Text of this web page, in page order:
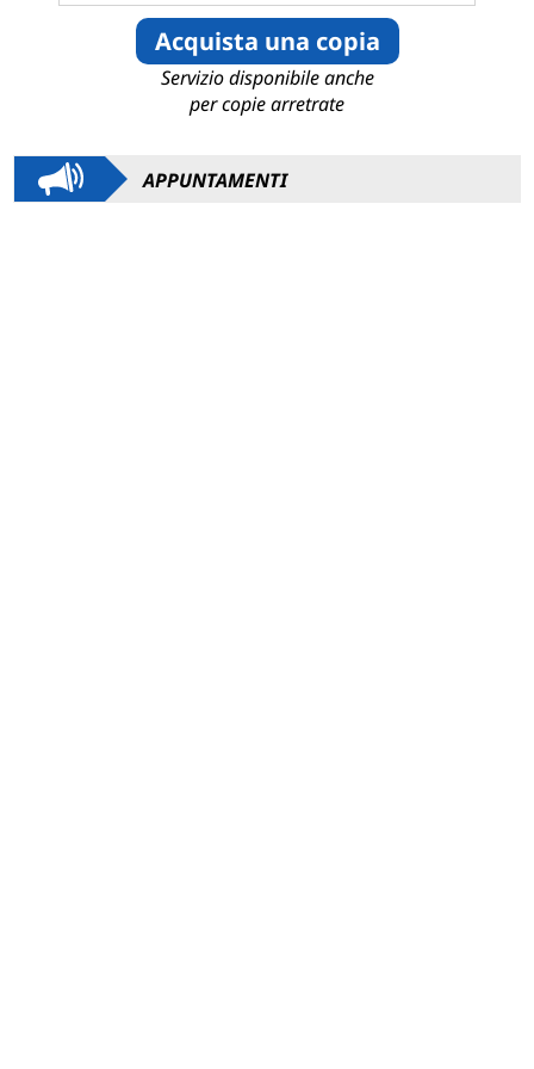
Acquista una copia
Servizio disponibile anche
per copie arretrate
APPUNTAMENTI